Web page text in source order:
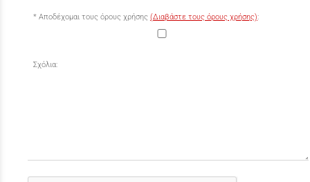
Αποδέχομαι τους όρους χρήσης (Διαβάστε τους όρους χρήσης):
Σχόλια: